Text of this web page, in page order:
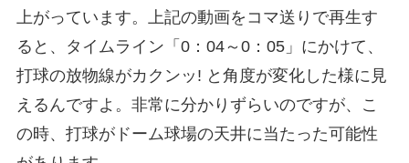
上がっています。上記の動画をコマ送りで再生す
ると、タイムライン「0：04～0：05」にかけて、
打球の放物線がカクンッ! と角度が変化した様に見
えるんですよ。非常に分かりずらいのですが、こ
の時、打球がドーム球場の天井に当たった可能性